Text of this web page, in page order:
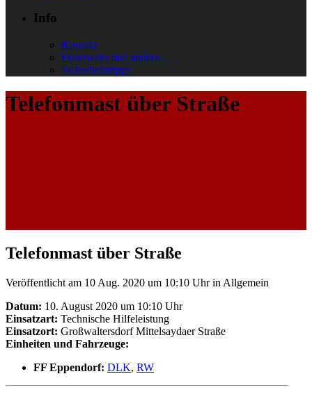
Info
Kontakt
Feuerwehr mal anders…
Sicherheitstipps
Telefonmast über Straße
Telefonmast über Straße
Veröffentlicht am 10 Aug. 2020 um 10:10 Uhrin Allgemein
Datum: 10. August 2020 um 10:10 Uhr
Einsatzart: Technische Hilfeleistung
Einsatzort: Großwaltersdorf Mittelsaydaer Straße
Einheiten und Fahrzeuge:
FF Eppendorf: DLK, RW